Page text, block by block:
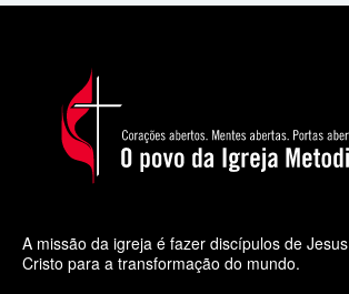
A missão da igreja é fazer discípulos de Jesus
Cristo para a transformação do mundo.